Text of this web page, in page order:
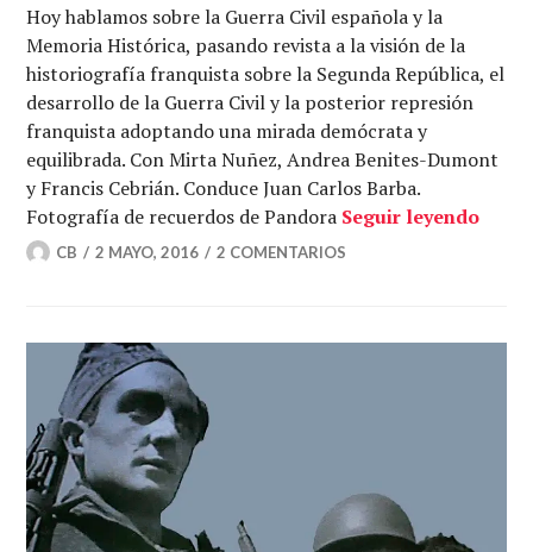
Hoy hablamos sobre la Guerra Civil española y la
Memoria Histórica, pasando revista a la visión de la
historiografía franquista sobre la Segunda República, el
desarrollo de la Guerra Civil y la posterior represión
franquista adoptando una mirada demócrata y
equilibrada. Con Mirta Nuñez, Andrea Benites-Dumont
y Francis Cebrián. Conduce Juan Carlos Barba.
Fotografía de recuerdos de Pandora Seguir leyendoLa
CB 2 MAYO, 2016 2 COMENTARIOS